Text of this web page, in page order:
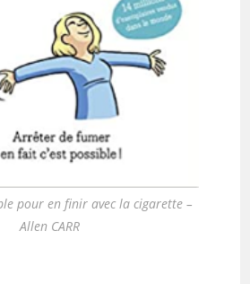
pour en finir avec la cigarette –
Allen CARR